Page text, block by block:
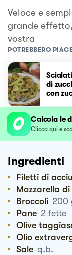
Veloce e
grande
vostra
POTREBBERO
di
con
Calcola le
Clicca qui e
Ingredienti
Filetti di
Mozzarella
Broccoli 200
Pane 2 fette
Olive
Olio
Sale q.b.